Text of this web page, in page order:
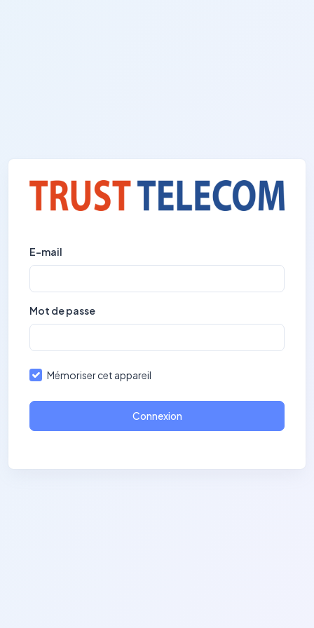
E-mail
Mot de passe
Mémoriser cet appareil
Connexion